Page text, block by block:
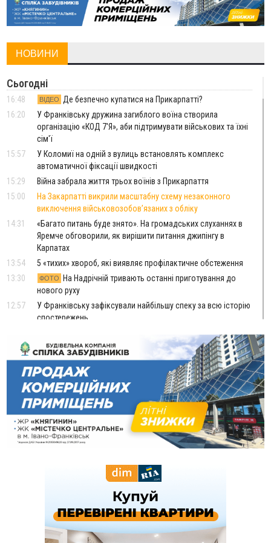
НОВИНИ
Сьогодні
16:48 ВІДЕО
Де безпечно купатися на Прикарпатті?
16:20
У Франківську дружина загиблого воїна створила
організацію «КОД 7'Я», аби підтримувати військових та їхні
сім'ї
15:57
У Коломиї на одній з вулиць встановлять комплекс
автоматичної фіксації швидкості
15:29
Війна забрала життя трьох воїнів з Прикарпаття
15:00
На Закарпатті викрили масштабну схему незаконного
виключення військовозобов’язаних з обліку
14:31
«Багато питань буде знято». На громадських слуханнях в
Яремче обговорили, як вирішити питання джипінгу в
Карпатах
13:54
5 «тихих» хвороб, які виявляє профілактичне обстеження
13:30
ФОТО
На Надрічній тривають останні приготування до
нового руху
12:57
У Франківську зафіксували найбільшу спеку за всю історію
спостережень
Лікування наркоманії Київ: чому важливо розпочати
терапію якомога раніше
12:00
Франківця, який у Косові викрав за магазину понад 640
тисяч гривень у валюті, засудили до 5 років
11:50
Податкова передасть в Міноборони для "Оберегу" дані про
чоловіків 18–60 років
11:20
Водійка, яку на Сухомлинського побив інший керманич,
відмовилася від обвинувачення — справу закрили
10:45
У Франківську, Коломиї, Долині та Яремче 6 серпня
Змушував надсилати інтимні фото: на Прикарпатті
затримали підозрюваного у розбещенні малолітньої
АМКУ розпочав справу проти Гвіздецької селищної ради
через різні ставки земельного податку
Синоптики попереджають про значний дощ на Прикарпатті
до кінця п'ятниці